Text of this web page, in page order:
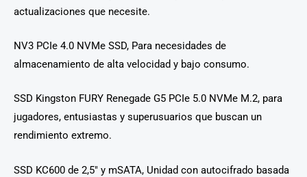
actualizaciones que necesite.
NV3 PCIe 4.0 NVMe SSD, Para necesidades de
almacenamiento de alta velocidad y bajo consumo.
SSD Kingston FURY Renegade G5 PCIe 5.0 NVMe M.2, para
jugadores, entusiastas y superusuarios que buscan un
rendimiento extremo.
SSD KC600 de 2,5″ y mSATA, Unidad con autocifrado basada